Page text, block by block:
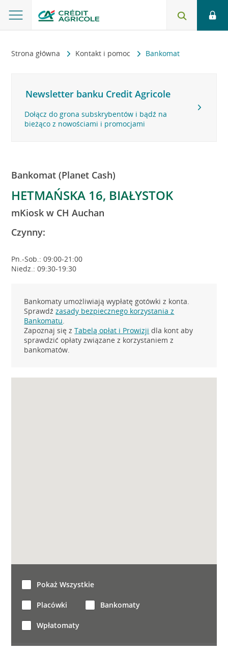
Strona główna Kontakt i pomoc Bankomat
Newsletter banku Credit Agricole
Dołącz do grona subskrybentów i bądź na
bieżąco z nowościami i promocjami
Bankomat (Planet Cash)
HETMAŃSKA 16, BIAŁYSTOK
mKiosk w CH Auchan
Czynny:
Pn.-Sob.: 09:00-21:00
Niedz.: 09:30-19:30
Bankomaty umożliwiają wypłatę gotówki z konta.
Sprawdźzasady bezpiecznego korzystania z
Bankomatu.
Zapoznaj się zTabelą opłat i Prowizji dla kont aby
sprawdzić opłaty związane z korzystaniem z
bankomatów.
Pokaż Wszystkie
Placówki Bankomaty
Wpłatomaty